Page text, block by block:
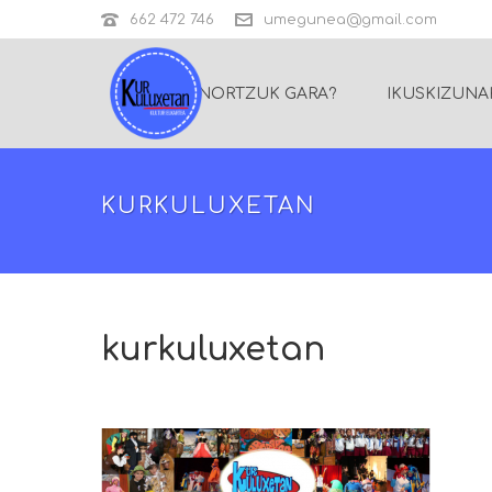
662 472 746 umegunea@gmail.com
NORTZUK GARA?
KURKULUXETAN
kurkuluxetan